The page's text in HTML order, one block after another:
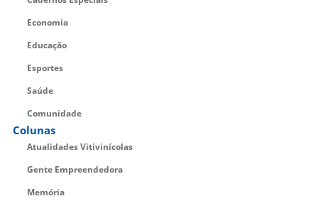
Economia
Educação
Esportes
Saúde
Comunidade
Colunas
Atualidades Vitivinícolas
Gente Empreendedora
Memória